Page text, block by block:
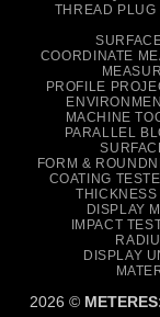
THREAD PLUG
COORDINATE
PROFILE
MACHINE
PARALLEL
FORM &
COATING
THICKNESS
DISPLAY
IMPACT
DISPLAY
2026 ©